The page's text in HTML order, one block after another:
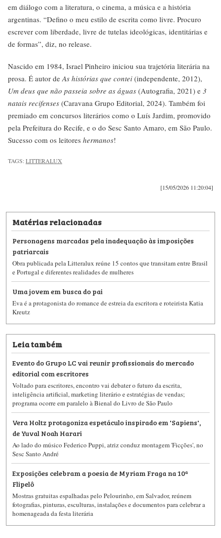
em diálogo com a literatura, o cinema, a música e a história
argentinas. “Defino o meu estilo de escrita como livre. Procuro
escrever com liberdade, livre de tutelas ideológicas, identitárias e
de formas”, diz, no release.
Nascido em 1984, Israel Pinheiro iniciou sua trajetória literária na
prosa. É autor de As histórias que contei (independente, 2012),
Um deus que não passeia sobre as águas (Autografia, 2021) e 3
natais recifenses (Caravana Grupo Editorial, 2024). Também foi
premiado em concursos literários como o Luís Jardim, promovido
pela Prefeitura do Recife, e o do Sesc Santo Amaro, em São Paulo.
Sucesso com os leitores hermanos!
TAGS:LITTERALUX
[15/05/2026 11:20:04]
Matérias relacionadas
Personagens marcadas pela inadequação às imposições
patriarcais
Obra publicada pela Litteralux reúne 15 contos que transitam entre Brasil
e Portugal e diferentes realidades de mulheres
Uma jovem em busca do pai
Eva é a protagonista do romance de estreia da escritora e roteirista Katia
Kreutz
Leia também
Evento do Grupo LC vai reunir profissionais do mercado
editorial com escritores
Voltado para escritores, encontro vai debater o futuro da escrita,
inteligência artificial, marketing literário e estratégias de vendas;
programa ocorre em paralelo à Bienal do Livro de São Paulo
Vera Holtz protagoniza espetáculo inspirado em 'Sapiens',
de Yuval Noah Harari
Ao lado do músico Federico Puppi, atriz conduz montagem 'Ficções', no
Sesc Santo André
Exposições celebram a poesia de Myriam Fraga na 10ª
Flipelô
Mostras gratuitas espalhadas pelo Pelourinho, em Salvador, reúnem
fotografias, pinturas, esculturas, instalações e documentos para celebrar a
homenageada da festa literária